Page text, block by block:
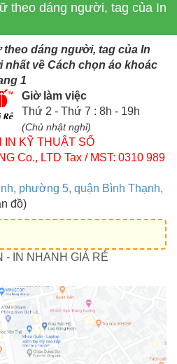
theo dáng người, tag của In
dáng người, tag của In
nhất về Cách chọn áo khoác
1
Giờ làm việc
Thứ 2 - Thứ 7 : 8h - 19h
(Chủ nhật nghỉ)
IN KỸ THUẬT SỐ
Co., LTD Tax / MST: 0310 989
phường 5, quận Bình Thạnh,
đồ)
- IN NHANH GIÁ RẺ